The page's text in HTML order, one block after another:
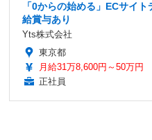
「0からの始める」ECサイ
給賞与あり
Yts株式会社
東京都
月給31万8,600円～50万円
正社員